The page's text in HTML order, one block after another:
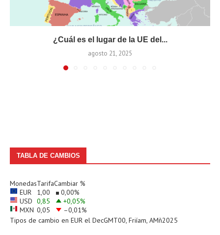
¿Cuál es el lugar de la UE del...
agosto 21, 2025
TABLA DE CAMBIOS
MonedasTarifaCambiar %
EUR
1,00 0,00%
USD 0,85 +0,05%
MXN 0,05 –0,01%
Tipos de cambio en EUR el DecGMT00, Friíam, AMñ2025